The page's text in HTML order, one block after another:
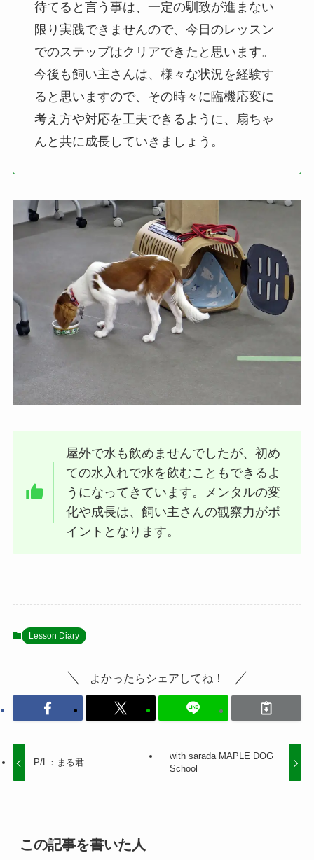
待てると言う事は、一定の馴致が進まない
限り実践できませんので、今日のレッスン
でのステップはクリアできたと思います。
今後も飼い主さんは、様々な状況を経験す
ると思いますので、その時々に臨機応変に
考え方や対応を工夫できるように、扇ちゃ
んと共に成長していきましょう。
屋外で水も飲めませんでしたが、初め
ての水入れで水を飲むこともできるよ
うになってきています。メンタルの変
化や成長は、飼い主さんの観察力がポ
イントとなります。
Lesson Diary
よかったらシェアしてね！
P/L：まる君
with sarada MAPLE DOG
School
この記事を書いた人